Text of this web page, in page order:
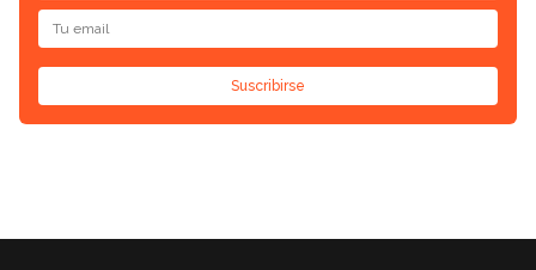
Suscribirse